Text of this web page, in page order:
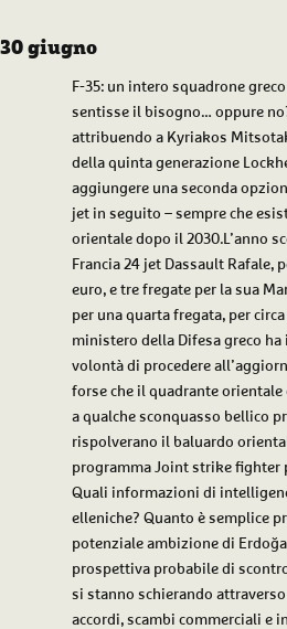
30 giugno
F-35: un intero squadrone
sentisse il bisogno… oppure
attribuendo a Kyriakos
della quinta generazione
aggiungere una seconda
jet in seguito – sempre che
orientale dopo il 2030.L’anno
Francia 24 jet Dassault Rafale,
euro, e tre fregate per la sua
per una quarta fregata, per
ministero della Difesa greco
volontà di procedere
forse che il quadrante
a qualche sconquasso bellico
rispolverano il baluardo
programma Joint strike fighter
Quali informazioni di
elleniche? Quanto è semplice
potenziale ambizione di
prospettiva probabile di
si stanno schierando
accordi, scambi commerciali e